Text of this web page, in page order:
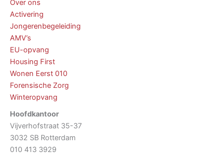
Over ons
Activering
Jongerenbegeleiding
AMV’s
EU-opvang
Housing First
Wonen Eerst 010
Forensische Zorg
Winteropvang
Hoofdkantoor
Vijverhofstraat 35-37
3032 SB Rotterdam
010 413 3929